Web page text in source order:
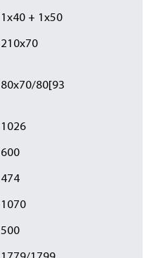
1х40 + 1х50
210х70
80х70/80[93
1026
600
474
1070
500